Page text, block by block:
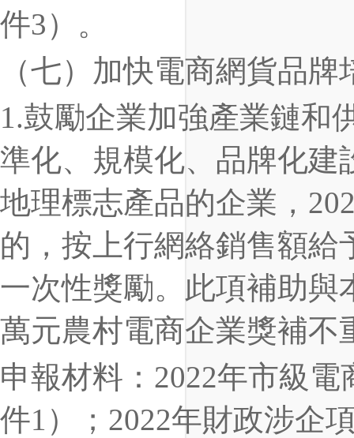
件3）。
（七）加快電商網貨品牌
1.鼓勵企業加強產業鏈和
準化、規模化、品牌化建
地理標志產品的企業，
的，按上行網絡銷售額給
一次性獎勵。此項補助與
萬元農村電商企業獎補不
申報材料：2022年市級
件1）；2022年財政涉企